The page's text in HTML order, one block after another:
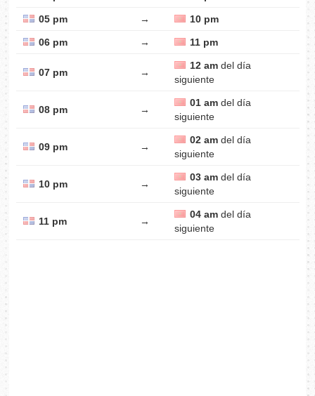
05 pm → 10 pm
06 pm → 11 pm
07 pm →
12 amdel día
siguiente
08 pm →
01 amdel día
siguiente
09 pm →
02 amdel día
siguiente
10 pm →
03 amdel día
siguiente
11 pm →
04 amdel día
siguiente